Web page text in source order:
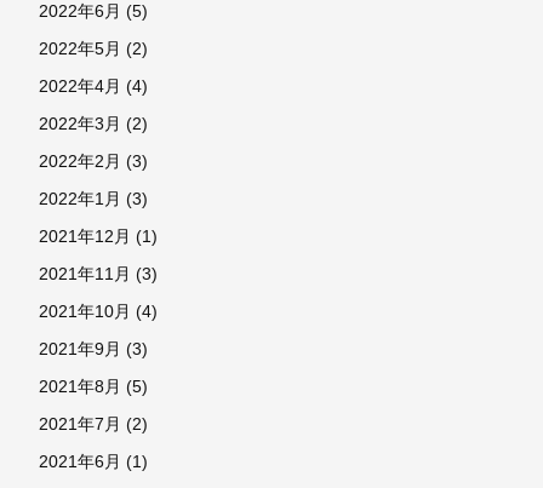
2022年6月 (5)
2022年5月 (2)
2022年4月 (4)
2022年3月 (2)
2022年2月 (3)
2022年1月 (3)
2021年12月 (1)
2021年11月 (3)
2021年10月 (4)
2021年9月 (3)
2021年8月 (5)
2021年7月 (2)
2021年6月 (1)